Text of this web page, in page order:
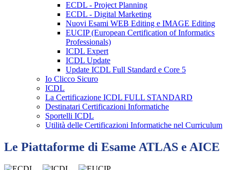
ECDL - Project Planning
ECDL - Digital Marketing
Nuovi Esami WEB Editing e IMAGE Editing
EUCIP (European Certification of Informatics
Professionals)
ICDL Expert
ICDL Update
Update ICDL Full Standard e Core 5
Io Clicco Sicuro
ICDL
La Certificazione ICDL FULL STANDARD
Destinatari Certificazioni Informatiche
Sportelli ICDL
Utilità delle Certificazioni Informatiche nel Curriculum
Le Piattaforme di Esame ATLAS e AICE